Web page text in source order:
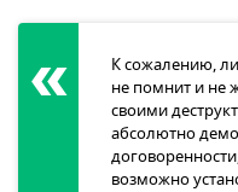
К сожалению,
не помнит и не
своими
абсолютно
возможно